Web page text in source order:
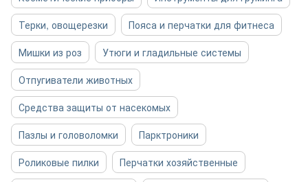
Терки, овощерезки
Пояса и перчатки для фитнеса
Мишки из роз
Утюги и гладильные системы
Отпугиватели животных
Средства защиты от насекомых
Пазлы и головоломки
Парктроники
Роликовые пилки
Перчатки хозяйственные